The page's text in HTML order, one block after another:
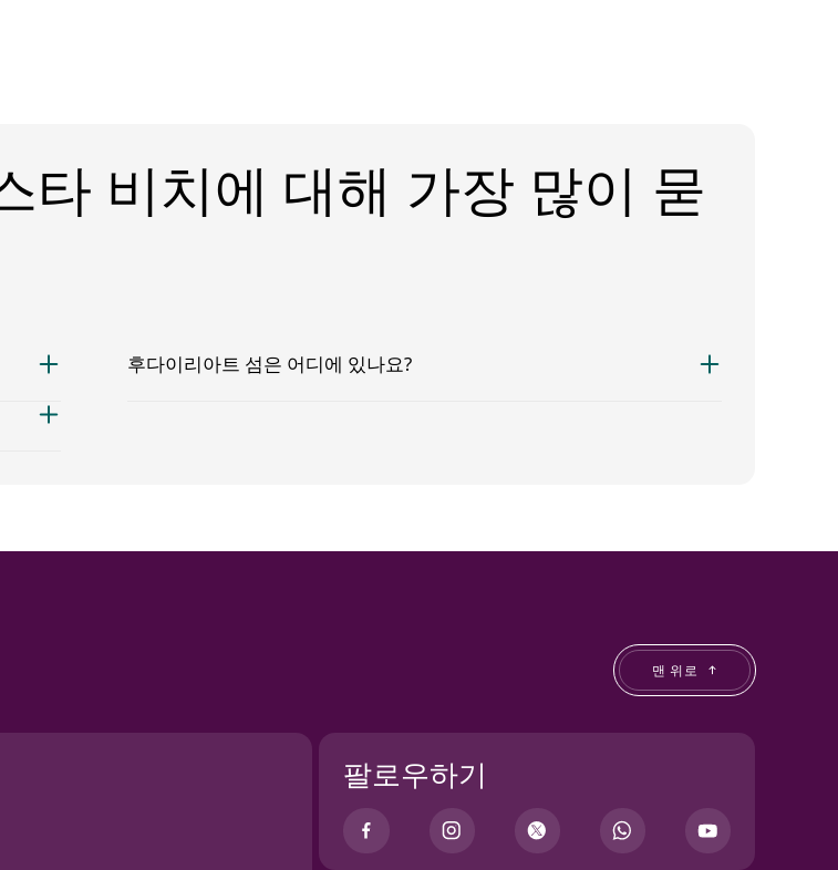
타 비치에 대해 가장 많이 묻
후다이리아트 섬은 어디에 있나요?
맨 위로
팔로우하기